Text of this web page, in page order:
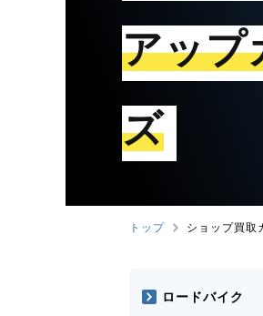
アップ
ズ
トップ ショップ買取
ロードバイク